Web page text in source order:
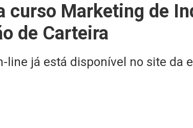
curso Marketing de
de Carteira
line já está disponível no site da